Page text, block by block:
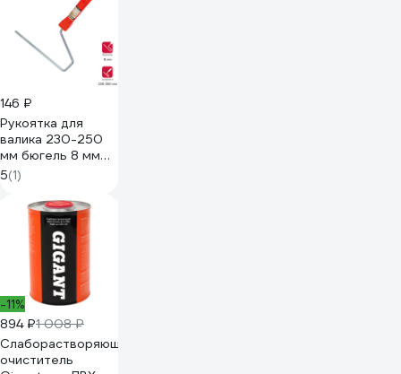
146 ₽
Рукоятка для
валика 230-250
мм бюгель 8 мм
KRAFOR 084-2325
54840
5(1)
-11%
894 ₽1 008 ₽
Слаборастворяющий
очиститель